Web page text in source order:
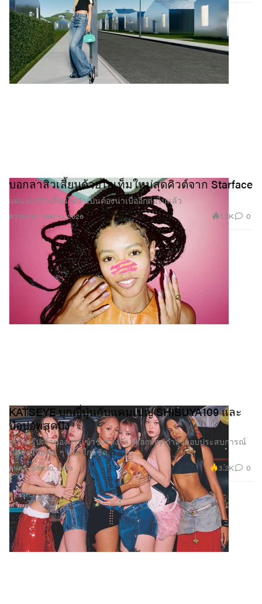
ความงาม
บอกลาสิวเสี้ยนด้วยไอเท็มใหม่สุดคิวต์จาก Starface
แผ่นลอกสิวเสี้ยนไม่จำเป็นต้องน่าเบื่ออีกต่อไปแล้ว
Mar 10, 2026 1.2K 0
ดนตรี
KATSEYE บุกญี่ปุ่นกับแคมเปญ SHIBUYA109 และ
ป๊อปอัพสุดปัง
เกิร์ลกรุ๊ปเจ้าของการเข้าชิงรางวัล Grammy กำลังมอบประสบการณ์
ขั้นสุดให้แฟน ๆ แบบใกล้ชิด.
Mar 10, 2026 3.2K 0